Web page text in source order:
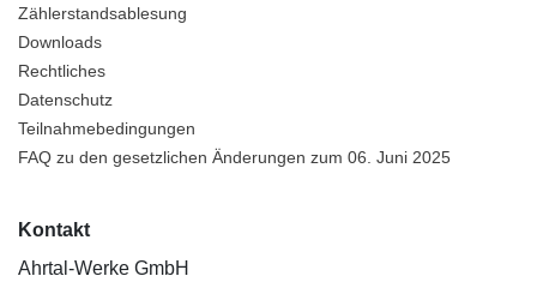
Zählerstandsablesung
Downloads
Rechtliches
Datenschutz
Teilnahmebedingungen
FAQ zu den gesetzlichen Änderungen zum 06. Juni 2025
Kontakt
Ahrtal-Werke GmbH